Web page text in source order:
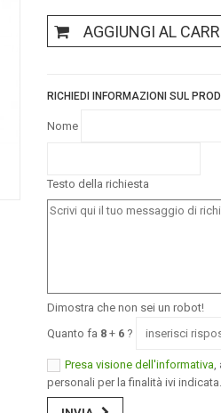
AGGIUNGI AL
RICHIEDI INFORMAZIONI SUL
Nome
Testo della richiesta
Dimostra che non sei un robot!
Quanto fa 8 + 6 ?
Presa visione dell'informativa
personali per la finalità ivi indicata.